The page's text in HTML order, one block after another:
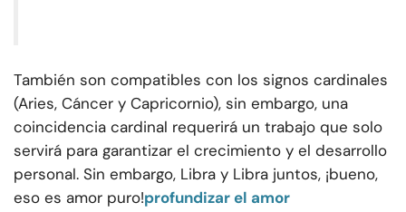
También son compatibles con los signos cardinales
(Aries, Cáncer y Capricornio), sin embargo, una
coincidencia cardinal requerirá un trabajo que solo
servirá para garantizar el crecimiento y el desarrollo
personal. Sin embargo, Libra y Libra juntos, ¡bueno,
eso es amor puro!profundizar el amor